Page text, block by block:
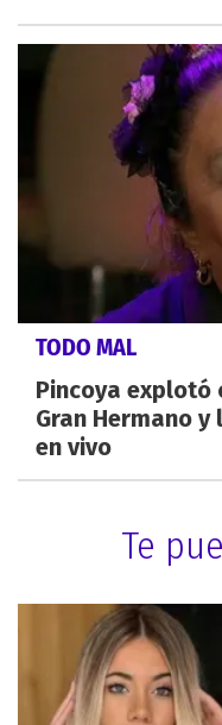
TODO MAL
Pincoya explotó
Gran Hermano
en vivo
Te